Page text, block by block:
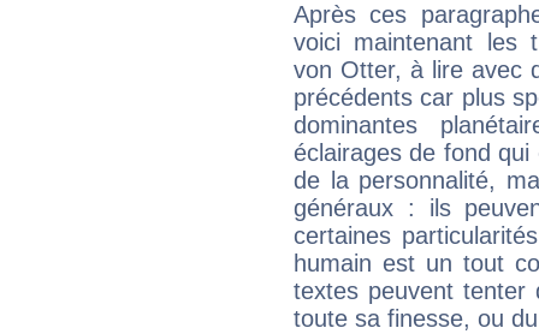
Après ces
voici maintenant les
von Otter, à lire avec
précédents car plus
dominantes
éclairages de fond
de la personnalité,
généraux : ils
certaines
humain est un tout
textes peuvent tenter
toute sa finesse, ou